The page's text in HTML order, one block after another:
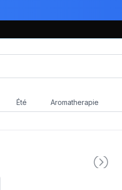
Été Aromatherapie